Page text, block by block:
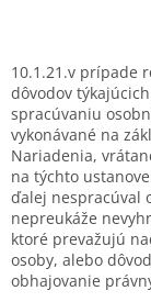
10.1.21.v prípade
dôvodov
spracúvaniu
vykonávané na
Nariadenia,
na týchto
ďalej nespracúval
nepreukáže
ktoré prevažujú
osoby, alebo
obhajovanie